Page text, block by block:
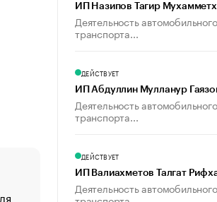
«От спорта тело стареет
ИП Назипов Тагир
Деятельность
транспорта...
ДЕЙСТВУЕТ
ИП Абдуллин Мулланур
Деятельность
транспорта...
ДЕЙСТВУЕТ
ИП Валиахметов Талгат
Деятельность